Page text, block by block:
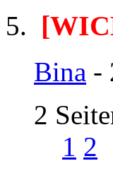
Bina -
2
1 2